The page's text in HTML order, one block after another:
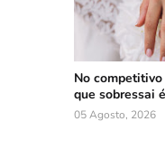
No
que sobressai
05 Agosto, 2026